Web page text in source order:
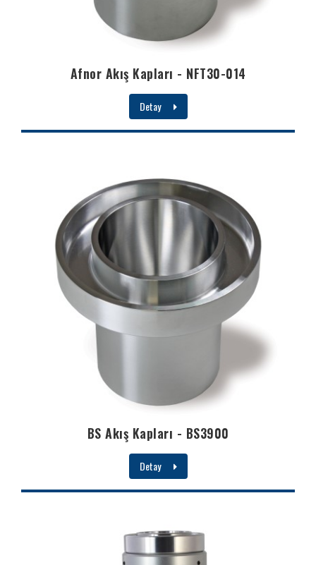
Afnor Akış Kapları - NFT30-014
Detay
BS Akış Kapları - BS3900
Detay